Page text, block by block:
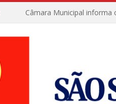
Câmara Municipal informa